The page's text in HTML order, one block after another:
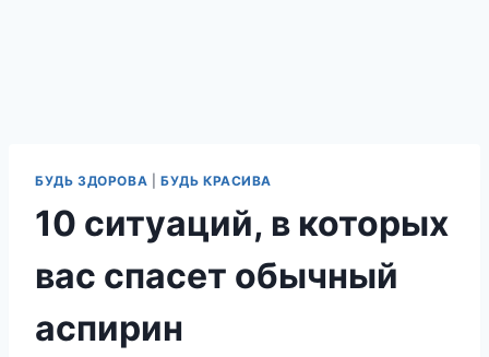
БУДЬ ЗДОРОВА БУДЬ КРАСИВА
10 ситуаций, в которых
вас спасет обычный
аспирин